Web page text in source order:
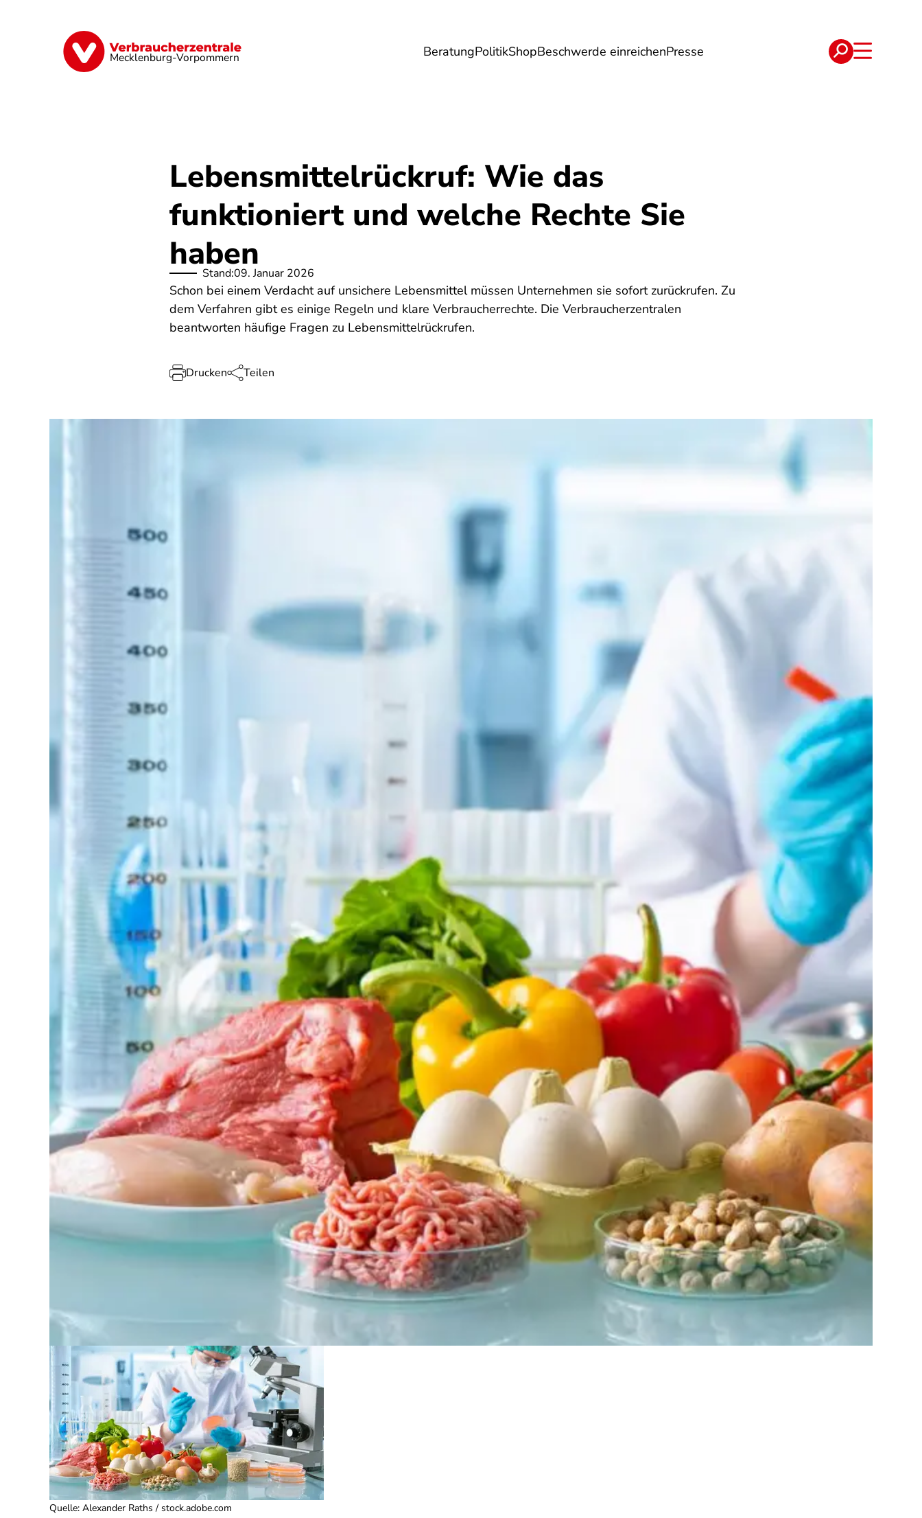
Mecklenburg-Vorpommern BeratungPolitikShopBeschwerde einreichenPresse
Finanzen Digitales Lebensmittel Gesundheit Energie Reise Verträge
Lebensmittelrückruf: Wie das
funktioniert und welche Rechte Sie
haben
Stand:09. Januar 2026
Schon bei einem Verdacht auf unsichere Lebensmittel müssen Unternehmen sie sofort zurückrufen. Zu
dem Verfahren gibt es einige Regeln und klare Verbraucherrechte. Die Verbraucherzentralen
beantworten häufige Fragen zu Lebensmittelrückrufen.
Drucken Teilen
Quelle: Alexander Raths / stock.adobe.com